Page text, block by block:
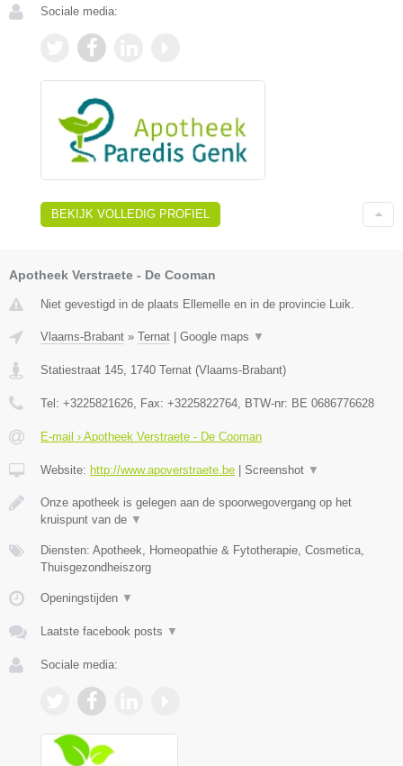
Sociale media:
BEKIJK VOLLEDIG PROFIEL
Apotheek Verstraete - De Cooman
Niet gevestigd in de plaats Ellemelle en in de provincie Luik.
Vlaams-Brabant » Ternat | Google maps ▼
Statiestraat 145 1740 Ternat (Vlaams-Brabant)
Tel: +3225821626 , Fax: +3225822764 , BTW-nr: BE 0686776628
E-mail › Apotheek Verstraete - De Cooman
Website: http://www.apoverstraete.be | Screenshot ▼
Onze apotheek is gelegen aan de spoorwegovergang op het
kruispunt van de ▼
Diensten: Apotheek, Homeopathie & Fytotherapie, Cosmetica,
Thuisgezondheiszorg
Openingstijden ▼
Laatste facebook posts ▼
Sociale media: